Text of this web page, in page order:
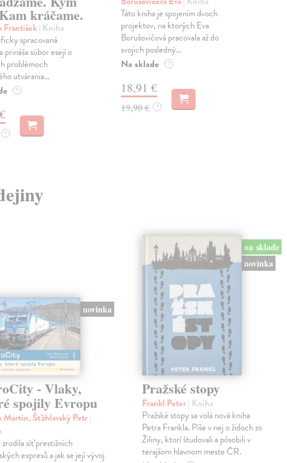
kráčame.
František| Kniha
spracovaná
prináša súbor esejí o
problémoch
utvárania...
?
?
Táto kniha je spojením dvoch
projektov, na ktorých Eva
Borušovičová pracovala až do
svojich posledný...
Na sklade ?
18,91 €
19,90 € ?
novinka
- Vlaky,
spojily Evropu
Martin, Šťáhlavský Petr|
zrodila síť prestižních
expresů a jak se její vývoj
na sklade
novinka
Pražské stopy
Frankl Peter| Kniha
Pražské stopy sa volá nová kniha
Petra Frankla. Píše v nej o židoch zo
Žiliny, ktorí študovali a pôsobili v
terajšom hlavnom meste ČR.